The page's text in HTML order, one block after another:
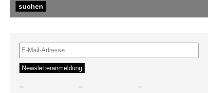
– – –